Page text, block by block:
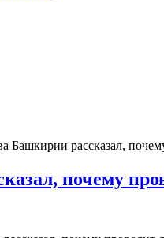
Башкирии рассказал,
почему